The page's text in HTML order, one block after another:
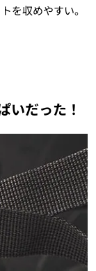
を収めやすい。
いだった！